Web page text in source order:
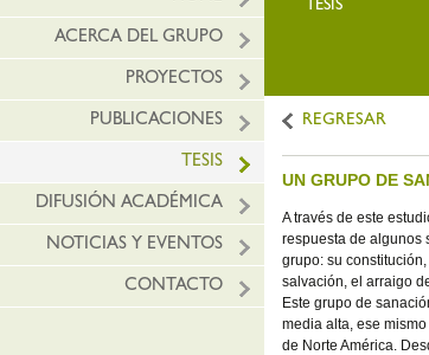
ACERCA DEL GRUPO
PROYECTOS
PUBLICACIONES
TESIS
DIFUSIÓN ACADÉMICA
NOTICIAS Y EVENTOS
CONTACTO
TESIS
REGRESAR
UN GRUPO DE
A través de este
respuesta de algunos
grupo: su
salvación, el arraigo
Este grupo de
media alta, ese
de Norte América.